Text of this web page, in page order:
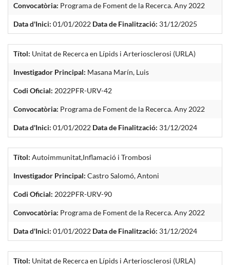
Convocatòria: Programa de Foment de la Recerca. Any 2022
Data d'Inici: 01/01/2022 Data de Finalització: 31/12/2025
Títol: Unitat de Recerca en Lípids i Arteriosclerosi (URLA)
Investigador Principal: Masana Marín, Luis
Codi Oficial: 2022PFR-URV-42
Convocatòria: Programa de Foment de la Recerca. Any 2022
Data d'Inici: 01/01/2022 Data de Finalització: 31/12/2024
Títol: Autoimmunitat,Inflamació i Trombosi
Investigador Principal: Castro Salomó, Antoni
Codi Oficial: 2022PFR-URV-90
Convocatòria: Programa de Foment de la Recerca. Any 2022
Data d'Inici: 01/01/2022 Data de Finalització: 31/12/2024
Títol: Unitat de Recerca en Lípids i Arteriosclerosi (URLA)